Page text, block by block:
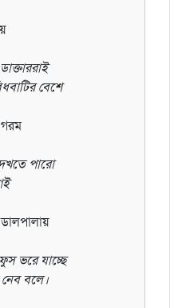
বেশে
পারো
ভরে যাচ্ছে
বলে।